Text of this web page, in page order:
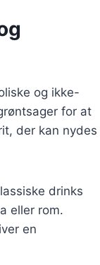
og ikke-
for at
der kan nydes
drinks
eller rom.
en